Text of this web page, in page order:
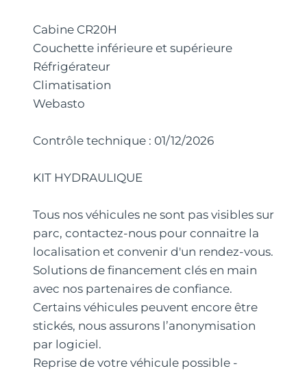
Cabine CR20H
Couchette inférieure et supérieure
Réfrigérateur
Climatisation
Webasto
Contrôle technique : 01/12/2026
KIT HYDRAULIQUE
Tous nos véhicules ne sont pas visibles sur
parc, contactez-nous pour connaitre la
localisation et convenir d'un rendez-vous.
Solutions de financement clés en main
avec nos partenaires de confiance.
Certains véhicules peuvent encore être
stickés, nous assurons l’anonymisation
par logiciel.
Reprise de votre véhicule possible -